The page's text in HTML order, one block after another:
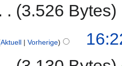
3.526 Bytes
Aktuell Vorherige